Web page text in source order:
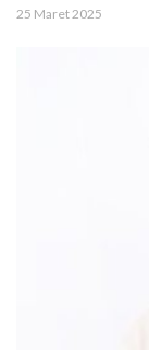
25 Maret 2025